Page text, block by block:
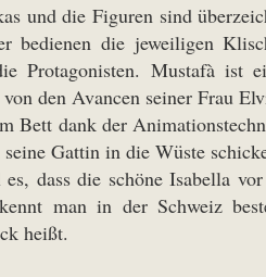
und die Figuren sind
bedienen die jeweiligen
Protagonisten. Mustafà ist
den Avancen seiner Frau
Bett dank der
Gattin in die Wüste
dass die schöne Isabella
man in der Schweiz
heißt.